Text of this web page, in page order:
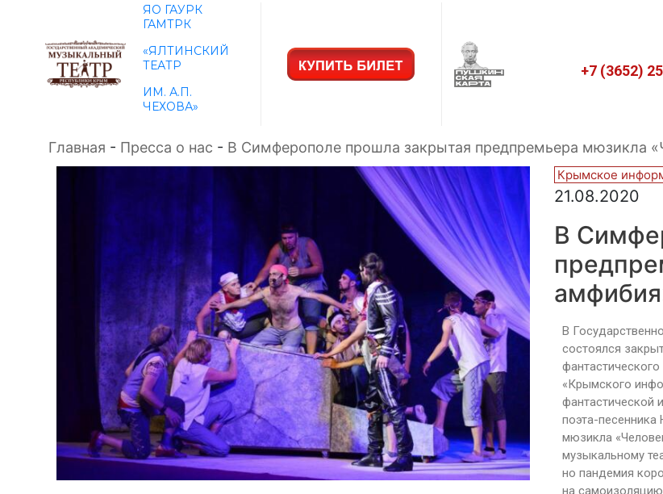
ЯО ГАУРК
ГАМТРК
«ЯЛТИНСКИЙ
ТЕАТР
ИМ. А.П.
ЧЕХОВА»
+7 (3652)
Главная - Пресса о нас - В Симферополе прошла закрытая предпремьера мюзикла
Крымское
21.08.2020
В
В
состоялся
«Крымского
фантастической
поэта-
мюзикла
музыкальному
но пандемия
на